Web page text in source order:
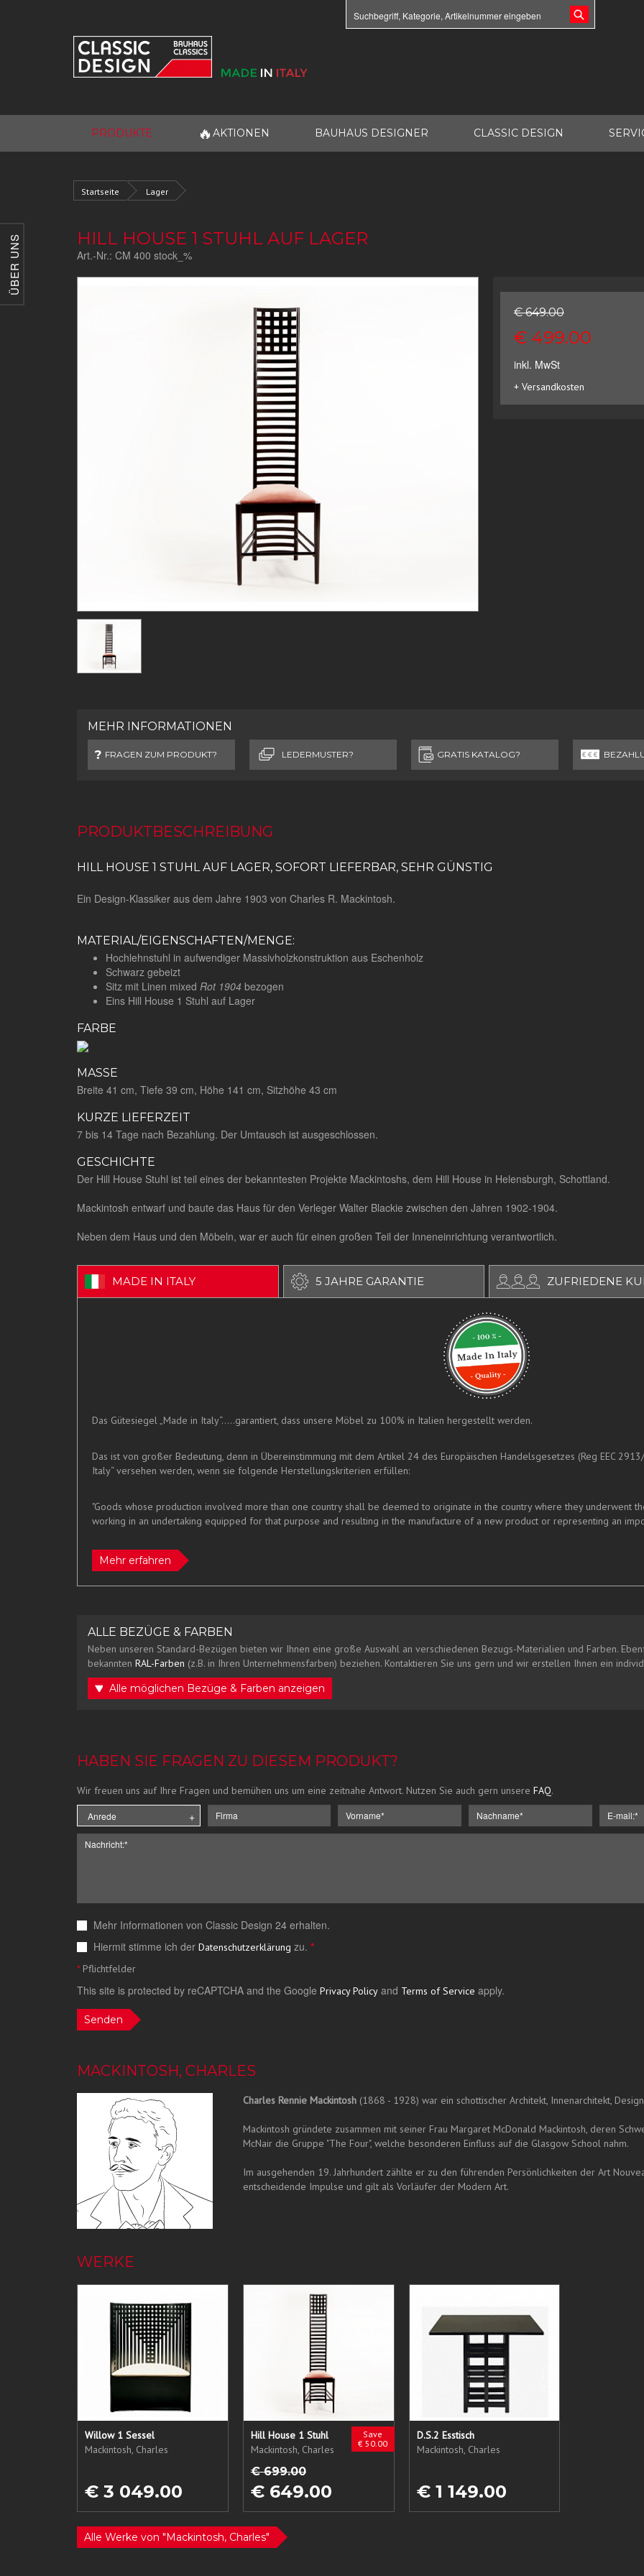
ÜBER UNS
PRODUKTE 🔥 AKTIONEN BAUHAUS DESIGNER CLASSIC DESIGN
Startseite Lager
HILL HOUSE 1 STUHL AUF LAGER
Art.-Nr.: CM 400 stock_%
€ 649.00
€ 499.00
inkl. MwSt
+ Versandkosten
MEHR INFORMATIONEN
FRAGEN ZUM PRODUKT? LEDERMUSTER? GRATIS KATALOG?
PRODUKTBESCHREIBUNG
HILL HOUSE 1 STUHL AUF LAGER, SOFORT LIEFERBAR, SEHR GÜNSTIG
Ein Design-Klassiker aus dem Jahre 1903 von Charles R. Mackintosh.
MATERIAL/EIGENSCHAFTEN/MENGE:
Hochlehnstuhl in aufwendiger Massivholzkonstruktion aus Eschenholz
Schwarz gebeizt
Sitz mit Linen mixed Rot 1904 bezogen
Eins Hill House 1 Stuhl auf Lager
FARBE
MASSE
Breite 41 cm, Tiefe 39 cm, Höhe 141 cm, Sitzhöhe 43 cm
KURZE LIEFERZEIT
7 bis 14 Tage nach Bezahlung. Der Umtausch ist ausgeschlossen.
GESCHICHTE
Der Hill House Stuhl ist teil eines der bekanntesten Projekte Mackintoshs, dem Hill House in Helensburgh, Schottland.
Mackintosh entwarf und baute das Haus für den Verleger Walter Blackie zwischen den Jahren 1902-1904.
Neben dem Haus und den Möbeln, war er auch für einen großen Teil der Inneneinrichtung verantwortlich.
MADE IN ITALY 5 JAHRE GARANTIE ZUFRIEDENE
Das Gütesiegel „Made in Italy“.....garantiert, dass unsere Möbel zu 100% in Italien hergestellt werden.
Das ist von großer Bedeutung, denn in Übereinstimmung mit dem Artikel 24 des Europäischen Handelsgesetzes (Reg EEC
Italy“ versehen werden, wenn sie folgende Herstellungskriterien erfüllen:
"Goods whose production involved more than one country shall be deemed to originate in the country where they underwent
working in an undertaking equipped for that purpose and resulting in the manufacture of a new product or representing an
Mehr erfahren
ALLE BEZÜGE & FARBEN
Neben unseren Standard-Bezügen bieten wir Ihnen eine große Auswahl an verschiedenen Bezugs-Materialien und Farben.
bekannten RAL-Farben (z.B. in Ihren Unternehmensfarben) beziehen. Kontaktieren Sie uns gern und wir erstellen Ihnen ein
Alle möglichen Bezüge & Farben anzeigen
HABEN SIE FRAGEN ZU DIESEM PRODUKT?
Wir freuen uns auf Ihre Fragen und bemühen uns um eine zeitnahe Antwort. Nutzen Sie auch gern unsere FAQ.
Mehr Informationen von Classic Design 24 erhalten.
Hiermit stimme ich der Datenschutzerklärung zu. *
*Pflichtfelder
This site is protected by reCAPTCHA and the Google Privacy Policy and Terms of Service apply.
Senden
MACKINTOSH, CHARLES
Charles Rennie Mackintosh(1868 - 1928) war ein schottischer Architekt, Innenarchitekt,
Mackintosh gründete zusammen mit seiner Frau Margaret McDonald Mackintosh, deren
McNair die Gruppe "The Four", welche besonderen Einfluss auf die Glasgow School nahm.
Im ausgehenden 19. Jahrhundert zählte er zu den führenden Persönlichkeiten der Art
entscheidende Impulse und gilt als Vorläufer der Modern Art.
WERKE
Willow 1 Sessel
Mackintosh, Charles
€ 3 049.00
Save
€ 50.00
Hill House 1 Stuhl
Mackintosh, Charles
€ 699.00
€ 649.00
D.S.2 Esstisch
Mackintosh, Charles
€ 1 149.00
Alle Werke von "Mackintosh, Charles"